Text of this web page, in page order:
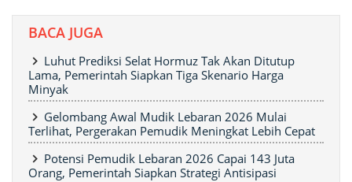
BACA JUGA
Luhut Prediksi Selat Hormuz Tak Akan Ditutup
Lama, Pemerintah Siapkan Tiga Skenario Harga
Minyak
Gelombang Awal Mudik Lebaran 2026 Mulai
Terlihat, Pergerakan Pemudik Meningkat Lebih Cepat
Potensi Pemudik Lebaran 2026 Capai 143 Juta
Orang, Pemerintah Siapkan Strategi Antisipasi